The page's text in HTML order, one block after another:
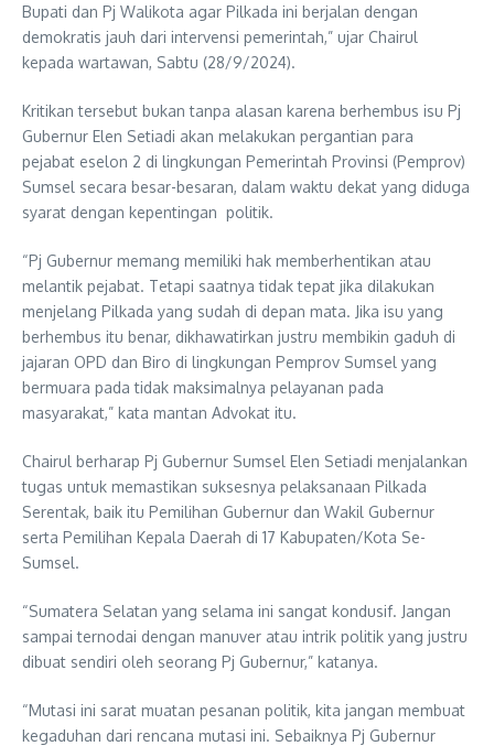
Bupati dan Pj Walikota agar Pilkada ini berjalan dengan
demokratis jauh dari intervensi pemerintah,” ujar Chairul
kepada wartawan, Sabtu (28/9/2024).
Kritikan tersebut bukan tanpa alasan karena berhembus isu Pj
Gubernur Elen Setiadi akan melakukan pergantian para
pejabat eselon 2 di lingkungan Pemerintah Provinsi (Pemprov)
Sumsel secara besar-besaran, dalam waktu dekat yang diduga
syarat dengan kepentingan politik.
“Pj Gubernur memang memiliki hak memberhentikan atau
melantik pejabat. Tetapi saatnya tidak tepat jika dilakukan
menjelang Pilkada yang sudah di depan mata. Jika isu yang
berhembus itu benar, dikhawatirkan justru membikin gaduh di
jajaran OPD dan Biro di lingkungan Pemprov Sumsel yang
bermuara pada tidak maksimalnya pelayanan pada
masyarakat,” kata mantan Advokat itu.
Chairul berharap Pj Gubernur Sumsel Elen Setiadi menjalankan
tugas untuk memastikan suksesnya pelaksanaan Pilkada
Serentak, baik itu Pemilihan Gubernur dan Wakil Gubernur
serta Pemilihan Kepala Daerah di 17 Kabupaten/Kota Se-
Sumsel.
“Sumatera Selatan yang selama ini sangat kondusif. Jangan
sampai ternodai dengan manuver atau intrik politik yang justru
dibuat sendiri oleh seorang Pj Gubernur,” katanya.
“Mutasi ini sarat muatan pesanan politik, kita jangan membuat
kegaduhan dari rencana mutasi ini. Sebaiknya Pj Gubernur